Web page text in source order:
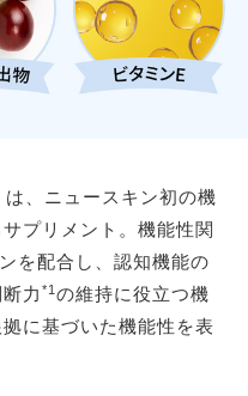
、ニュースキン初の機
プリメント。機能性関
を配合し、認知機能の
力 *1 の維持に役立つ機
に基づいた機能性を表